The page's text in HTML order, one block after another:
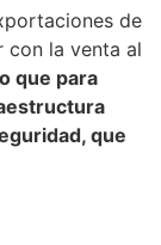
de
con la venta al
que para
que